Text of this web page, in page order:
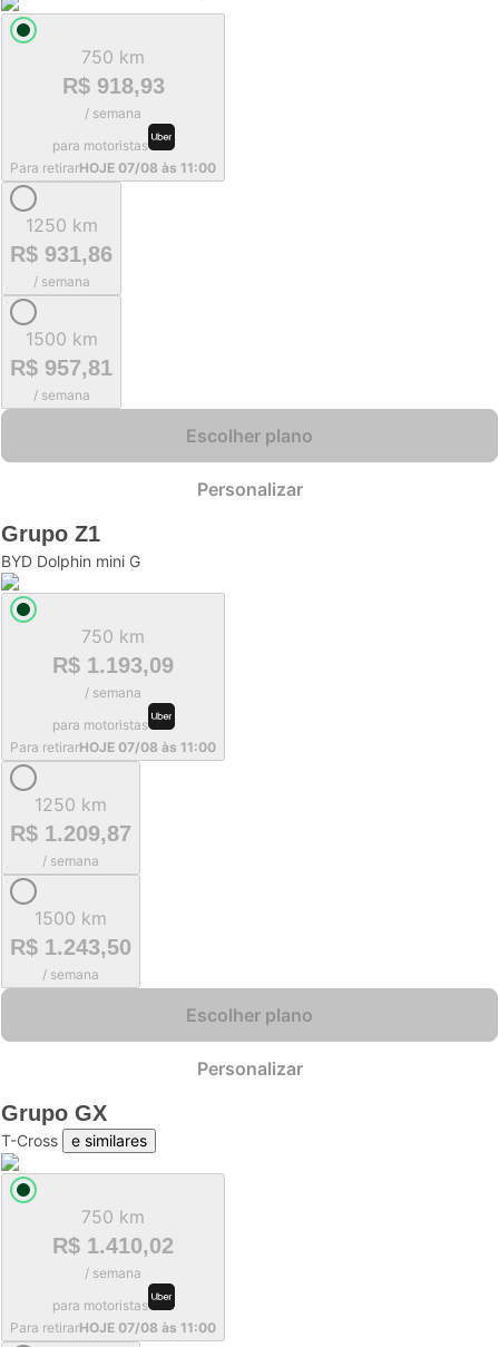
750 km
R$ 918,93
/ semana
para motoristas
Para retirarHOJE 07/08 às 11:00
1250 km
R$ 931,86
/ semana
1500 km
R$ 957,81
/ semana
Escolher plano
Personalizar
Grupo Z1
BYD Dolphin mini G
750 km
R$ 1.193,09
/ semana
para motoristas
Para retirarHOJE 07/08 às 11:00
1250 km
R$ 1.209,87
/ semana
1500 km
R$ 1.243,50
/ semana
Escolher plano
Personalizar
Grupo GX
T-Cross e similares
750 km
R$ 1.410,02
/ semana
para motoristas
Para retirarHOJE 07/08 às 11:00